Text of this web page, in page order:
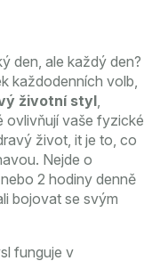
den, ale každý den?
každodenních volb,
životní styl,
ovlivňují vaše fyzické
život, it je to, co
Nejde o
2 hodiny denně
bojovat se svým
funguje v